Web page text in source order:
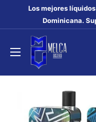
directamente
contenido
Los mejores
Dominicana.
MELCA
DISTRO